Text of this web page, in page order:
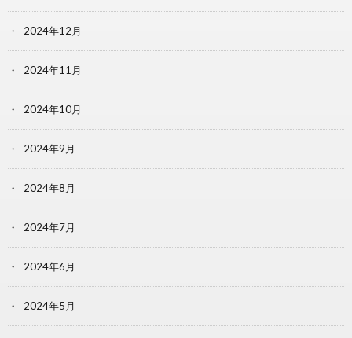
2024年12月
2024年11月
2024年10月
2024年9月
2024年8月
2024年7月
2024年6月
2024年5月